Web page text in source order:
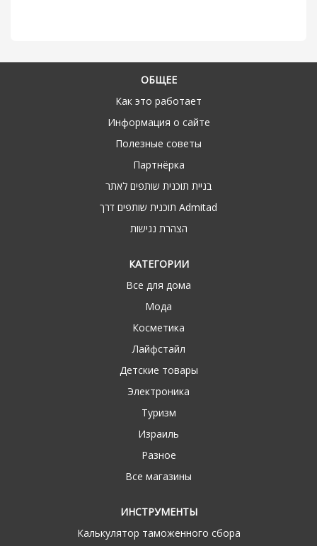
ОБЩЕЕ
Как это работает
Информация о сайте
Полезные советы
Партнёрка
בניית תוכנית שותפים לאתר
תוכנית שותפים דרך Admitad
הצהרת נגישות
КАТЕГОРИИ
Все для дома
Мода
Косметика
Лайфстайл
Детские товары
Электроника
Туризм
Израиль
Разное
Все магазины
ИНСТРУМЕНТЫ
Калькулятор таможенного сбора